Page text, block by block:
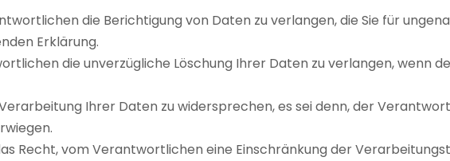
die Berichtigung von Daten zu verlangen, die Sie für
Erklärung.
die unverzügliche Löschung Ihrer Daten zu verlangen, wenn
Ihrer Daten zu widersprechen, es sei denn, der
Recht, vom Verantwortlichen eine Einschränkung der